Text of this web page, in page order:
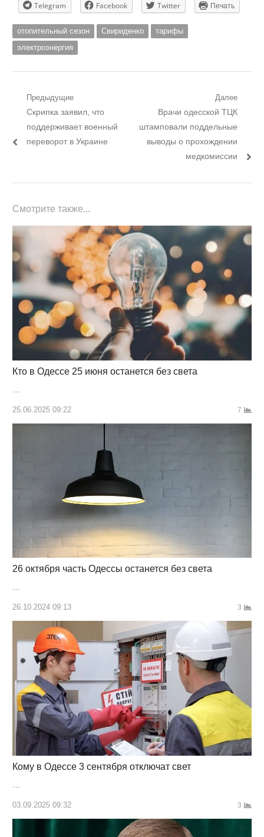
Telegram Facebook Twitter Печать
отопительный сезон Свириденко
тарифы
электроэнергия
Навигация
записям
Предыдущие
Предыдущий
пост:
Скрипка заявил, что
поддерживает военный
переворот в Украине
Далее
Следующий
пост:
Врачи одесской ТЦК
штамповали поддельные
выводы о прохождении
медкомиссии
Смотрите также...
Кто в Одессе 25 июня останется без света
25.06.2025 09:22 7
26 октября часть Одессы останется без света
…
26.10.2024 09:13 3
Кому в Одессе 3 сентября отключат свет
03.09.2025 09:32 3